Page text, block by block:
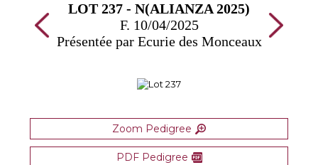
LOT 237 - N(ALIANZA 2025)
F. 10/04/2025
Présentée par Ecurie des Monceaux
Zoom Pedigree
PDF Pedigree